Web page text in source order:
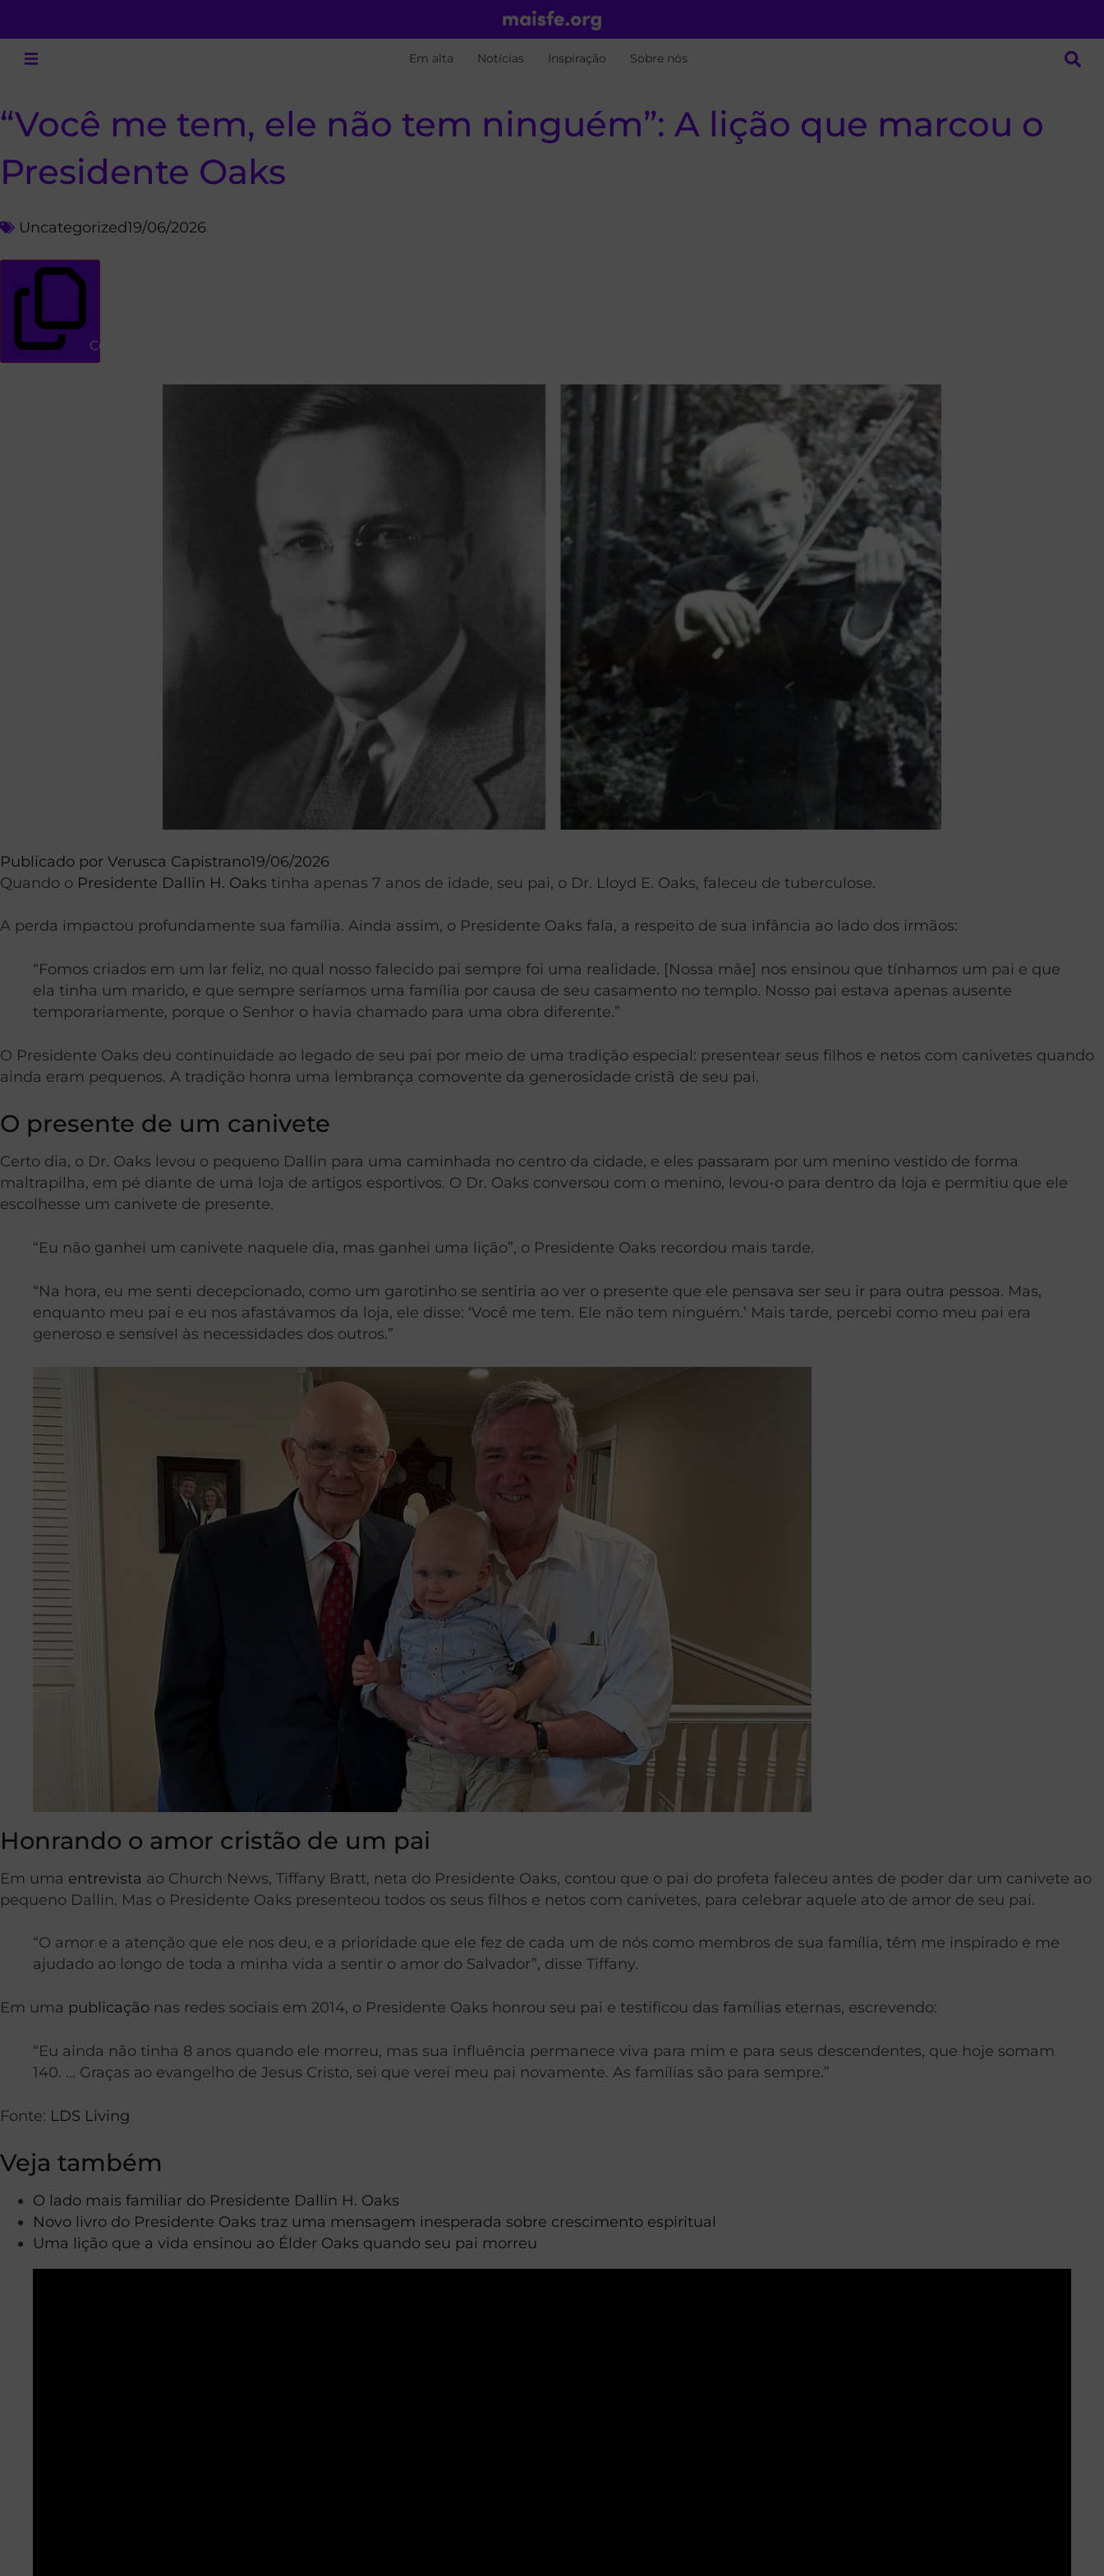
Em alta Notícias Inspiração Sobre nós
“Você me tem, ele não tem ninguém”: A lição que marcou o
Presidente Oaks
Uncategorized19/06/2026
Copiar link
Publicado por Verusca Capistrano19/06/2026
Quando o Presidente Dallin H. Oaks tinha apenas 7 anos de idade, seu pai, o Dr. Lloyd E. Oaks, faleceu de tuberculose.
A perda impactou profundamente sua família. Ainda assim, o Presidente Oaks fala, a respeito de sua infância ao lado dos irmãos:
“Fomos criados em um lar feliz, no qual nosso falecido pai sempre foi uma realidade. [Nossa mãe] nos ensinou que tínhamos um pai e que
ela tinha um marido, e que sempre seríamos uma família por causa de seu casamento no templo. Nosso pai estava apenas ausente
temporariamente, porque o Senhor o havia chamado para uma obra diferente.”
O Presidente Oaks deu continuidade ao legado de seu pai por meio de uma tradição especial: presentear seus filhos e netos com canivetes quando
ainda eram pequenos. A tradição honra uma lembrança comovente da generosidade cristã de seu pai.
O presente de um canivete
Certo dia, o Dr. Oaks levou o pequeno Dallin para uma caminhada no centro da cidade, e eles passaram por um menino vestido de forma
maltrapilha, em pé diante de uma loja de artigos esportivos. O Dr. Oaks conversou com o menino, levou-o para dentro da loja e permitiu que ele
escolhesse um canivete de presente.
“Eu não ganhei um canivete naquele dia, mas ganhei uma lição”, o Presidente Oaks recordou mais tarde.
“Na hora, eu me senti decepcionado, como um garotinho se sentiria ao ver o presente que ele pensava ser seu ir para outra pessoa. Mas,
enquanto meu pai e eu nos afastávamos da loja, ele disse: ‘Você me tem. Ele não tem ninguém.’ Mais tarde, percebi como meu pai era
generoso e sensível às necessidades dos outros.”
Honrando o amor cristão de um pai
Em uma entrevista ao Church News, Tiffany Bratt, neta do Presidente Oaks, contou que o pai do profeta faleceu antes de poder dar um canivete ao
pequeno Dallin. Mas o Presidente Oaks presenteou todos os seus filhos e netos com canivetes, para celebrar aquele ato de amor de seu pai.
“O amor e a atenção que ele nos deu, e a prioridade que ele fez de cada um de nós como membros de sua família, têm me inspirado e me
ajudado ao longo de toda a minha vida a sentir o amor do Salvador”, disse Tiffany.
Em uma publicação nas redes sociais em 2014, o Presidente Oaks honrou seu pai e testificou das famílias eternas, escrevendo:
“Eu ainda não tinha 8 anos quando ele morreu, mas sua influência permanece viva para mim e para seus descendentes, que hoje somam
140. … Graças ao evangelho de Jesus Cristo, sei que verei meu pai novamente. As famílias são para sempre.”
Fonte: LDS Living
Veja também
O lado mais familiar do Presidente Dallin H. Oaks
Novo livro do Presidente Oaks traz uma mensagem inesperada sobre crescimento espiritual
Uma lição que a vida ensinou ao Élder Oaks quando seu pai morreu